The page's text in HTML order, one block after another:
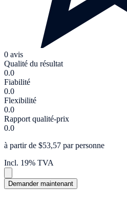
0 avis
Qualité du résultat
0.0
Fiabilité
0.0
Flexibilité
0.0
Rapport qualité-prix
0.0
à partir de $53,57 par personne
Incl. 19% TVA
Demander maintenant